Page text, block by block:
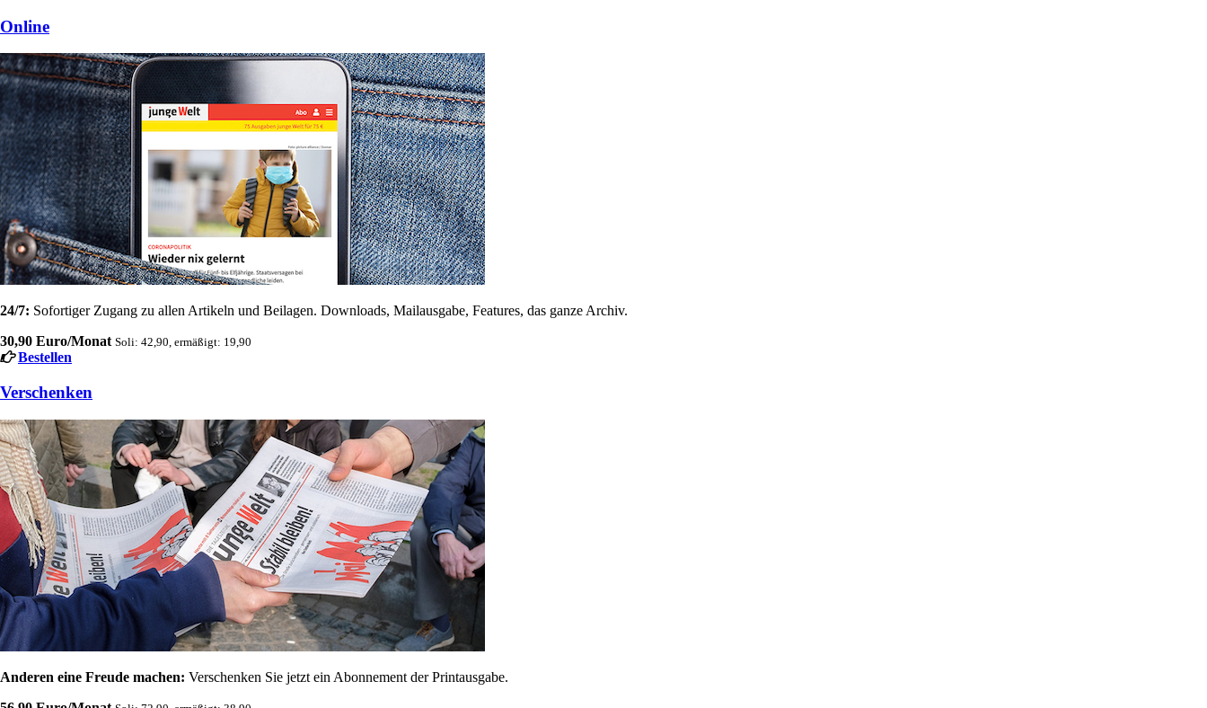
Online
24/7: Sofortiger Zugang zu allen Artikeln und Beilagen. Downloads, Mailausgabe, Features, das ganze Archiv.
30,90 Euro/Monat Soli: 42,90, ermäßigt: 19,90
Bestellen
Verschenken
Anderen eine Freude machen: Verschenken Sie jetzt ein Abonnement der Printausgabe.